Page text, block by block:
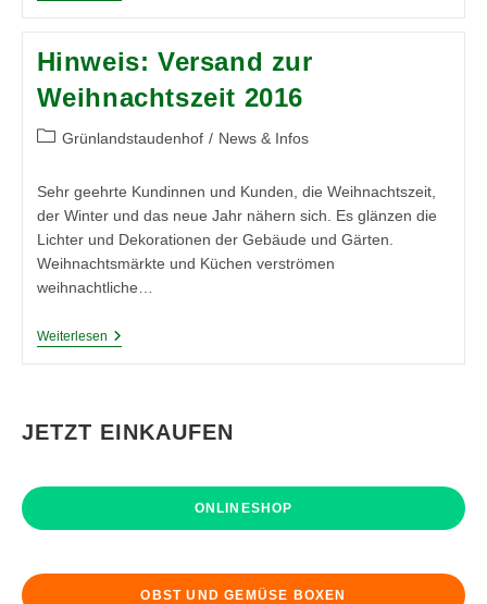
Ein
Hinweis: Versand zur
Weihnachtszeit 2016
Beitrags-
Grünlandstaudenhof / News & Infos
Sehr geehrte Kundinnen und Kunden, die Weihnachtszeit,
der Winter und das neue Jahr nähern sich. Es glänzen die
Lichter und Dekorationen der Gebäude und Gärten.
Weihnachtsmärkte und Küchen verströmen
weihnachtliche…
WeiterlesenHinweis:
JETZT EINKAUFEN
ONLINESHOP
OBST UND GEMÜSE BOXEN